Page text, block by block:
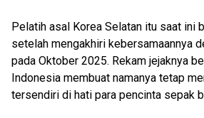
Pelatih asal Korea Selatan itu saat ini
setelah mengakhiri kebersamaannya
pada Oktober 2025. Rekam jejaknya
Indonesia membuat namanya tetap
tersendiri di hati para pencinta sepak